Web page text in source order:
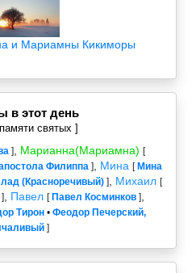
и Мариамны Кикиморы
в этот день
святых ]
], Марианна(Мариамна) [
Филиппа], Мина [ Мина
(Красноречивый)], Михаил [
, Павел [ Павел Косминков],
Тирон • Феодор Печерский,
]